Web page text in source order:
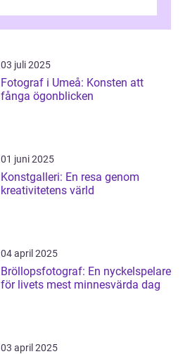
03 juli 2025
Fotograf i Umeå: Konsten att
fånga ögonblicken
01 juni 2025
Konstgalleri: En resa genom
kreativitetens värld
04 april 2025
Bröllopsfotograf: En nyckelspelare
för livets mest minnesvärda dag
03 april 2025